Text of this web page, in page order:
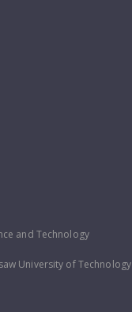
and Technology
University of Technology